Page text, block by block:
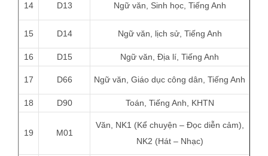
14 D13 Ngữ văn, Sinh học, Tiếng Anh
15 D14 Ngữ văn, lịch sử, Tiếng Anh
16 D15 Ngữ văn, Địa lí, Tiếng Anh
17 D66 Ngữ văn, Giáo dục công dân, Tiếng Anh
18 D90 Toán, Tiếng Anh, KHTN
19 M01
Văn, NK1 (Kể chuyện – Đọc diễn cảm),
NK2 (Hát – Nhạc)